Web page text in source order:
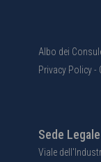
Albo dei
Privacy Policy-
Sede
Viale